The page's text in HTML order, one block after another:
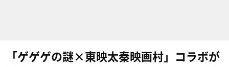
「ゲゲゲの謎×東映太秦映画村」コラボが